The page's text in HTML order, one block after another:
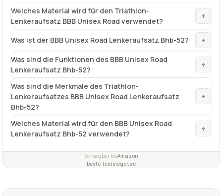
Welches Material wird für den Triathlon-
Lenkeraufsatz BBB Unisex Road verwendet?
+
Was ist der BBB Unisex Road Lenkeraufsatz Bhb-52? +
Was sind die Funktionen des BBB Unisex Road
Lenkeraufsatz Bhb-52?
+
Was sind die Merkmale des Triathlon-
Lenkeraufsatzes BBB Unisex Road Lenkeraufsatz
Bhb-52?
+
Welches Material wird für den BBB Unisex Road
Lenkeraufsatz Bhb-52 verwendet?
+
Verfuegbar beiAmazon
beste-testsieger.de